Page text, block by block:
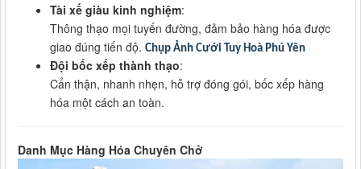
Tài xế giàu kinh nghiệm:
Thông thạo mọi tuyến đường, đảm bảo hàng hóa được
giao đúng tiến độ. Chụp Ảnh Cưới Tuy Hoà Phú Yên
Đội bốc xếp thành thạo:
Cẩn thận, nhanh nhẹn, hỗ trợ đóng gói, bốc xếp hàng
hóa một cách an toàn.
Danh Mục Hàng Hóa Chuyên Chở